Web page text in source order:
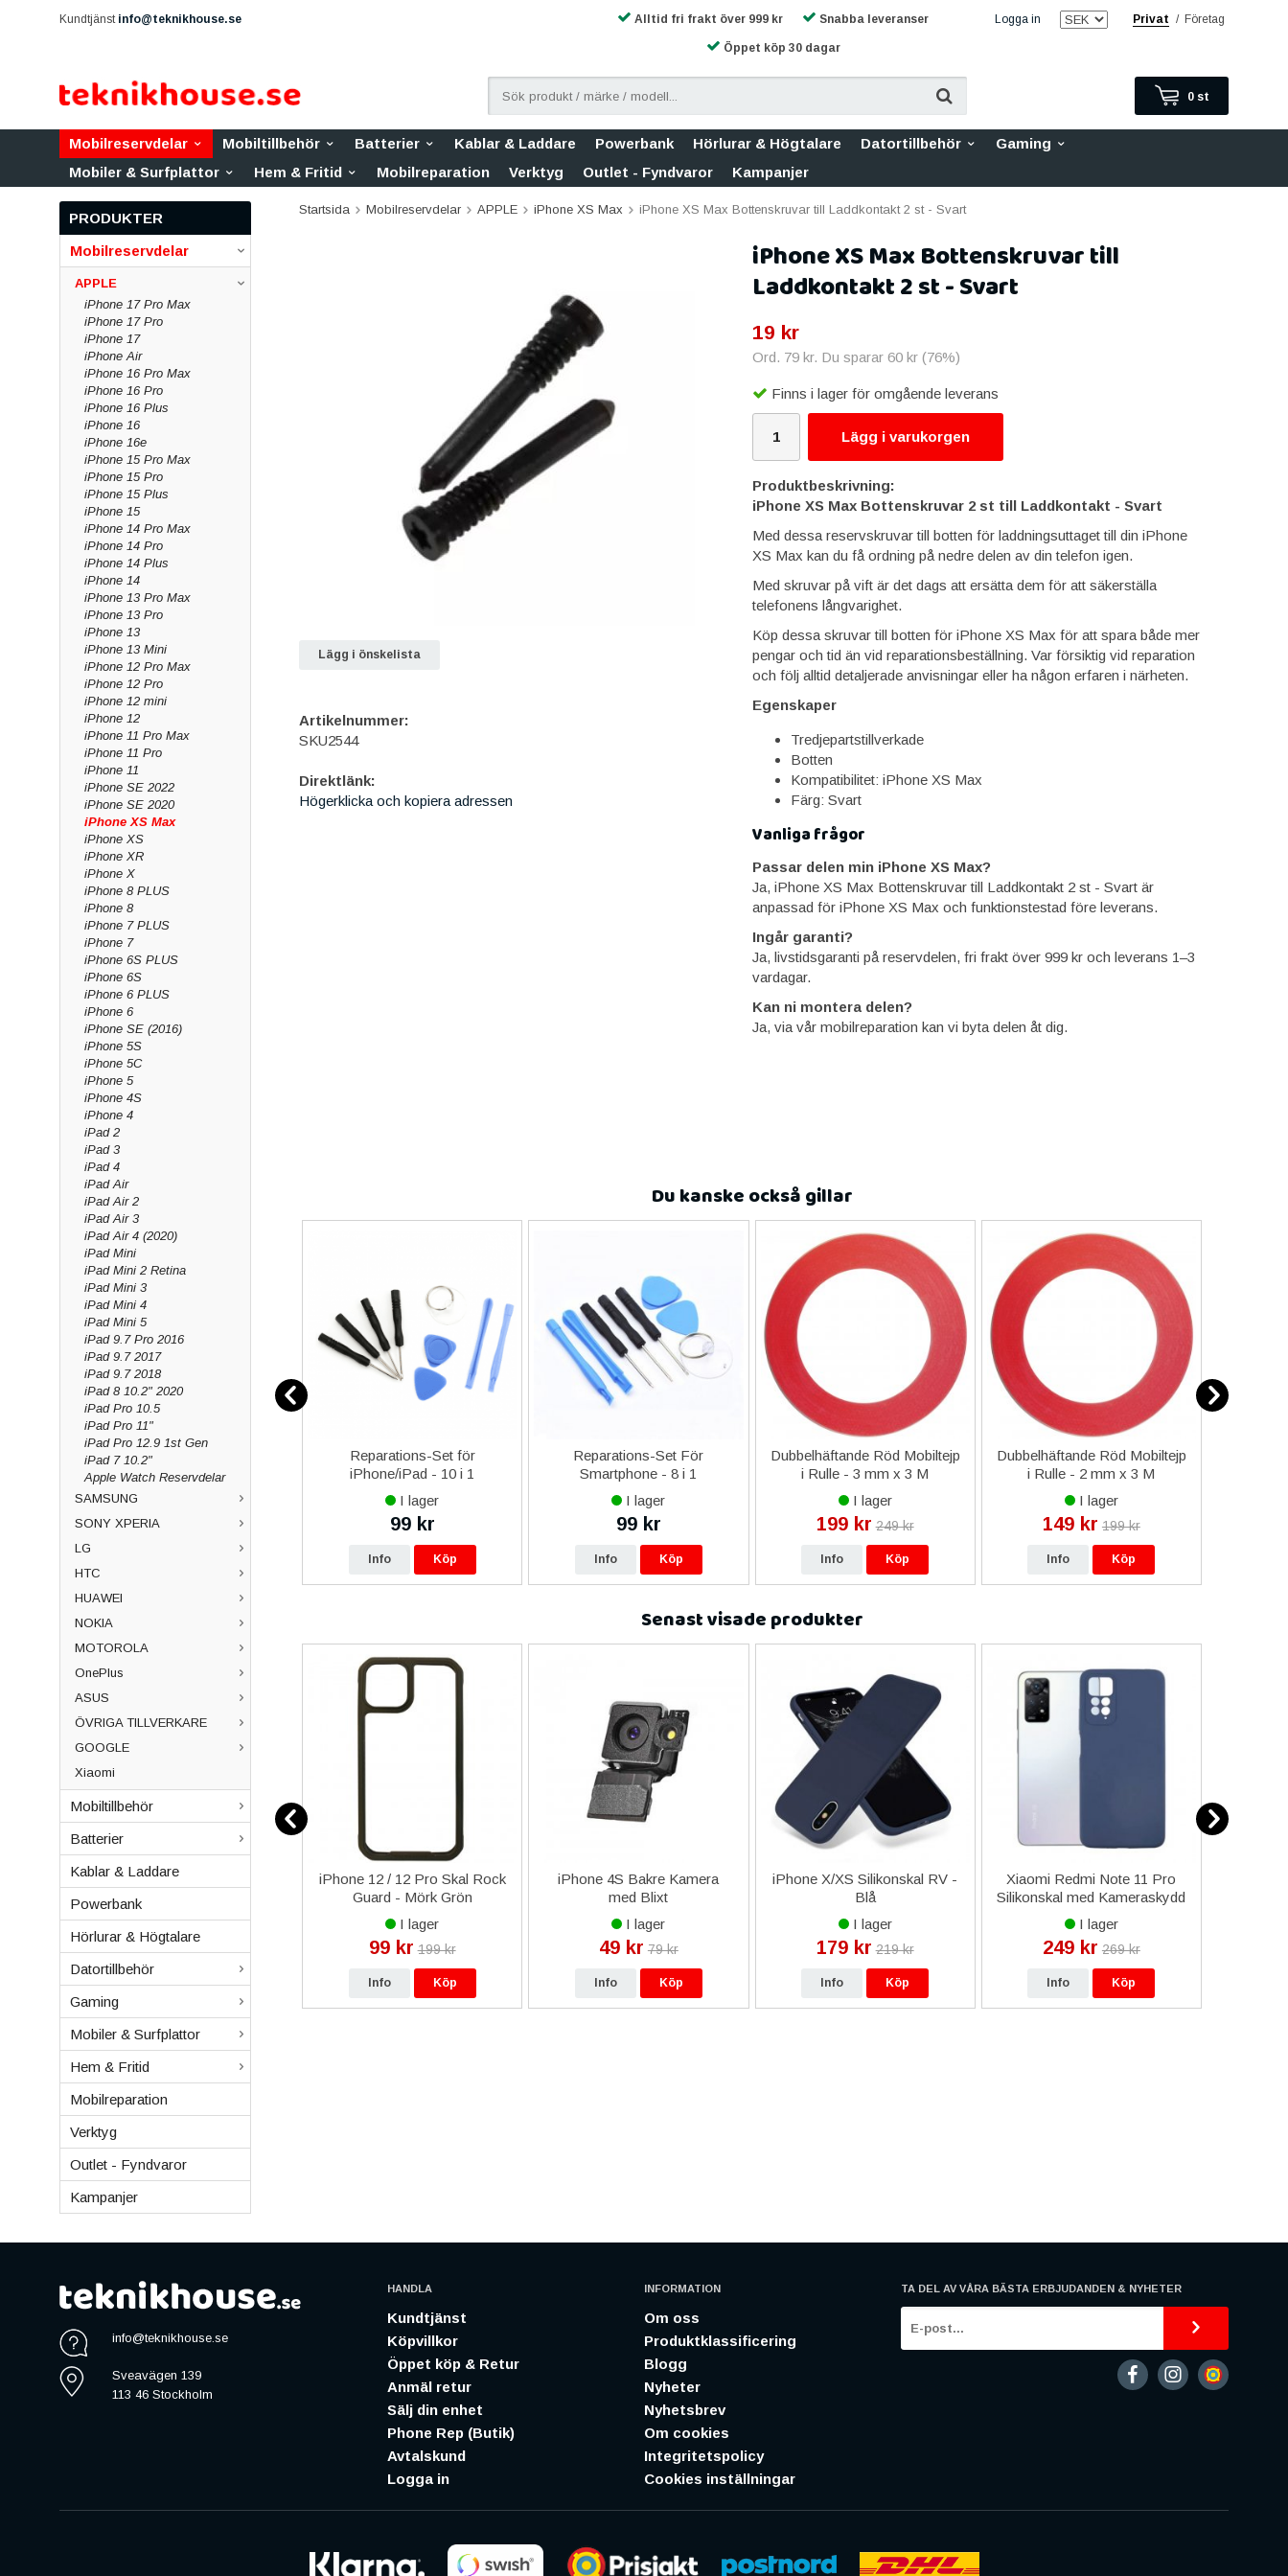
Kundtjänst info@teknikhouse.se Logga in Privat / Företag
Alltid fri frakt över 999 kr Snabba leveranser
Öppet köp 30 dagar
0 st
Mobilreservdelar Mobiltillbehör Batterier Kablar & Laddare Powerbank Hörlurar & Högtalare Datortillbehör
Gaming
Mobiler & Surfplattor
Hem & Fritid Mobilreparation Verktyg Outlet - Fyndvaror Kampanjer
PRODUKTER
Mobilreservdelar
APPLE
iPhone 17 Pro Max
iPhone 17 Pro
iPhone 17
iPhone Air
iPhone 16 Pro Max
iPhone 16 Pro
iPhone 16 Plus
iPhone 16
iPhone 16e
iPhone 15 Pro Max
iPhone 15 Pro
iPhone 15 Plus
iPhone 15
iPhone 14 Pro Max
iPhone 14 Pro
iPhone 14 Plus
iPhone 14
iPhone 13 Pro Max
iPhone 13 Pro
iPhone 13
iPhone 13 Mini
iPhone 12 Pro Max
iPhone 12 Pro
iPhone 12 mini
iPhone 12
iPhone 11 Pro Max
iPhone 11 Pro
iPhone 11
iPhone SE 2022
iPhone SE 2020
iPhone XS Max
iPhone XS
iPhone XR
iPhone X
iPhone 8 PLUS
iPhone 8
iPhone 7 PLUS
iPhone 7
iPhone 6S PLUS
iPhone 6S
iPhone 6 PLUS
iPhone 6
iPhone SE (2016)
iPhone 5S
iPhone 5C
iPhone 5
iPhone 4S
iPhone 4
iPad 2
iPad 3
iPad 4
iPad Air
iPad Air 2
iPad Air 3
iPad Air 4 (2020)
iPad Mini
iPad Mini 2 Retina
iPad Mini 3
iPad Mini 4
iPad Mini 5
iPad 9.7 Pro 2016
iPad 9.7 2017
iPad 9.7 2018
iPad 8 10.2" 2020
iPad Pro 10.5
iPad Pro 11"
iPad Pro 12.9 1st Gen
iPad 7 10.2"
Apple Watch Reservdelar
SAMSUNG
SONY XPERIA
LG
HTC
HUAWEI
NOKIA
MOTOROLA
OnePlus
ASUS
ÖVRIGA TILLVERKARE
GOOGLE
Xiaomi
Mobiltillbehör
Batterier
Kablar & Laddare
Powerbank
Hörlurar & Högtalare
Datortillbehör
Gaming
Mobiler & Surfplattor
Hem & Fritid
Mobilreparation
Verktyg
Outlet - Fyndvaror
Kampanjer
Startsida Mobilreservdelar APPLE iPhone XS Max iPhone XS Max Bottenskruvar till Laddkontakt 2 st - Svart
iPhone XS Max Bottenskruvar till
Laddkontakt 2 st - Svart
19 kr
Ord. 79 kr. Du sparar 60 kr(76%)
Finns i lager för omgående leverans
Lägg i varukorgen
Produktbeskrivning:
iPhone XS Max Bottenskruvar 2 st till Laddkontakt - Svart
Med dessa reservskruvar till botten för laddningsuttaget till din iPhone
XS Max kan du få ordning på nedre delen av din telefon igen.
Med skruvar på vift är det dags att ersätta dem för att säkerställa
telefonens långvarighet.
Köp dessa skruvar till botten för iPhone XS Max för att spara både mer
pengar och tid än vid reparationsbeställning. Var försiktig vid reparation
och följ alltid detaljerade anvisningar eller ha någon erfaren i närheten.
Egenskaper
Tredjepartstillverkade
Botten
Kompatibilitet: iPhone XS Max
Färg: Svart
Vanliga frågor
Passar delen min iPhone XS Max?
Ja, iPhone XS Max Bottenskruvar till Laddkontakt 2 st - Svart är
anpassad för iPhone XS Max och funktionstestad före leverans.
Ingår garanti?
Ja, livstidsgaranti på reservdelen, fri frakt över 999 kr och leverans 1–3
vardagar.
Kan ni montera delen?
Ja, via vår mobilreparation kan vi byta delen åt dig.
Lägg i önskelista
Artikelnummer:
SKU2544
Direktlänk:
Högerklicka och kopiera adressen
Du kanske också gillar
iPhone 13 mini iPhone 13 Pro
Max iPhone 14 Plus iPhone
14 Pro Max iPhone 15 Plus
16 Plus iPhone 16 Pro
299 kr
Reparations-Set för
iPhone/iPad - 10 i 1
I lager
99 kr
Info Köp
Reparations-Set För
Smartphone - 8 i 1
I lager
99 kr
Info Köp
Dubbelhäftande Röd Mobiltejp
i Rulle - 3 mm x 3 M
I lager
199 kr 249 kr
Info Köp
Dubbelhäftande Röd Mobiltejp
i Rulle - 2 mm x 3 M
I lager
149 kr 199 kr
Info Köp
Senast visade produkter
iPhone 8 Plus Bakre Kamera
I lager
499 kr 999 kr
Info Köp
iPhone 12 / 12 Pro Skal Rock
Guard - Mörk Grön
I lager
99 kr 199 kr
Info Köp
iPhone 4S Bakre Kamera
med Blixt
I lager
49 kr 79 kr
Info Köp
iPhone X/XS Silikonskal RV -
Blå
I lager
179 kr 219 kr
Info Köp
Xiaomi Redmi Note 11 Pro
Silikonskal med Kameraskydd
- Blå
I lager
249 kr 269 kr
Info Köp
info@teknikhouse.se
Sveavägen 139
113 46 Stockholm
HANDLA
Kundtjänst
Köpvillkor
Öppet köp & Retur
Anmäl retur
Sälj din enhet
Phone Rep (Butik)
Avtalskund
Logga in
INFORMATION
Om oss
Produktklassificering
Blogg
Nyheter
Nyhetsbrev
Om cookies
Integritetspolicy
Cookies inställningar
TA DEL AV VÅRA BÄSTA ERBJUDANDEN & NYHETER